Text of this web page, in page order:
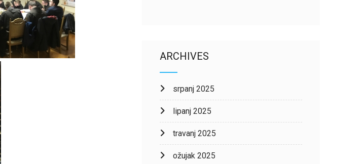
ARCHIVES
srpanj 2025
lipanj 2025
travanj 2025
ožujak 2025